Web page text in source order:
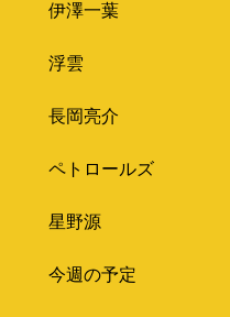
伊澤一葉
浮雲
長岡亮介
ペトロールズ
星野源
今週の予定